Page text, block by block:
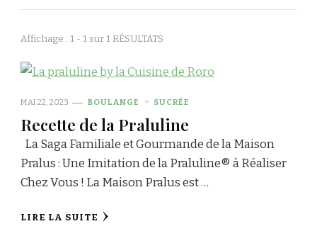
Affichage : 1 - 1 sur 1 RÉSULTATS
MAI 22, 2023 BOULANGE SUCRÉE
Recette de la Praluline
La Saga Familiale et Gourmande de la Maison
Pralus : Une Imitation de la Praluline® à Réaliser
Chez Vous ! La Maison Pralus est …
LIRE LA SUITE